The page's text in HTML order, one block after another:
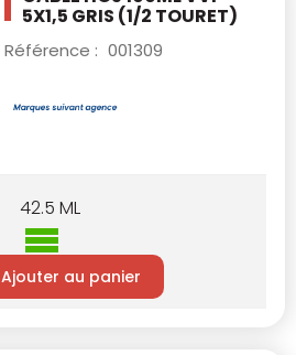
5X1,5 GRIS (1/2 TOURET)
Référence : 001309
42.5 ML
Ajouter au panier